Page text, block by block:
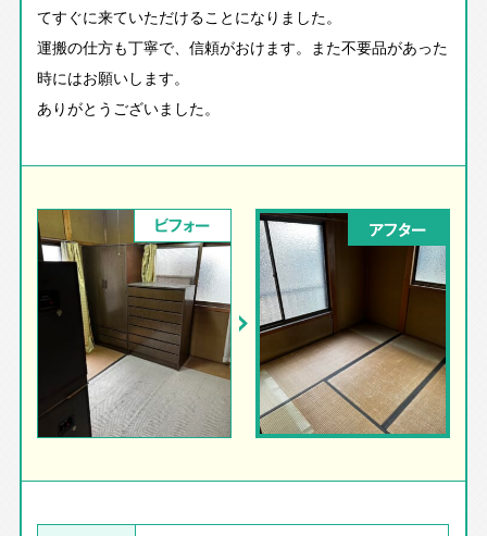
てすぐに来ていただけることになりました。
運搬の仕方も丁寧で、信頼がおけます。また不要品があった
時にはお願いします。
ありがとうございました。
ビフォー アフター